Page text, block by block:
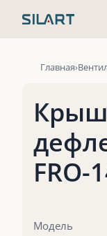
Главная
FRO-
Модель